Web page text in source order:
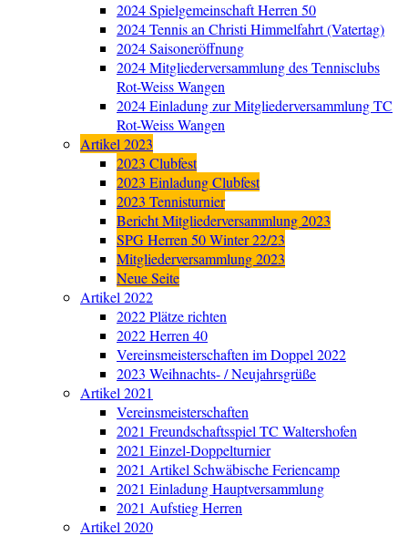
2024 Spielgemeinschaft Herren 50
2024 Tennis an Christi Himmelfahrt (Vatertag)
2024 Saisoneröffnung
2024 Mitgliederversammlung des Tennisclubs
Rot-Weiss Wangen
2024 Einladung zur Mitgliederversammlung TC
Rot-Weiss Wangen
Artikel 2023
2023 Clubfest
2023 Einladung Clubfest
2023 Tennisturnier
Bericht Mitgliederversammlung 2023
SPG Herren 50 Winter 22/23
Mitgliederversammlung 2023
Neue Seite
Artikel 2022
2022 Plätze richten
2022 Herren 40
Vereinsmeisterschaften im Doppel 2022
2023 Weihnachts- / Neujahrsgrüße
Artikel 2021
Vereinsmeisterschaften
2021 Freundschaftsspiel TC Waltershofen
2021 Einzel-Doppelturnier
2021 Artikel Schwäbische Feriencamp
2021 Einladung Hauptversammlung
2021 Aufstieg Herren
Artikel 2020